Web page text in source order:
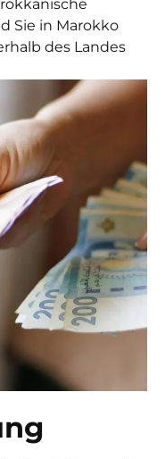
Sie in Marokko
des Landes